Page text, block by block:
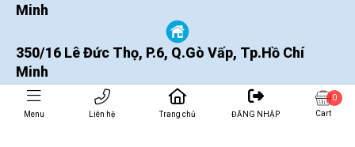
Menu Liên hệ Trang chủ ĐĂNG NHẬP
0
Cart
Minh
350/16 Lê Đức Thọ, P.6, Q.Gò Vấp, Tp.Hồ Chí
Minh